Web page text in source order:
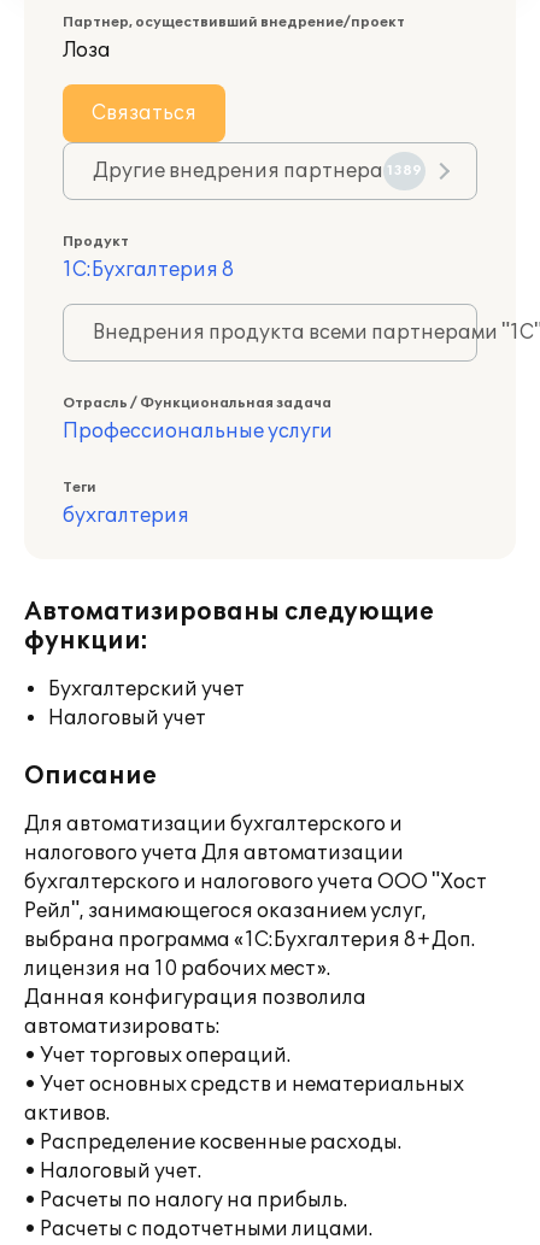
Партнер, осуществивший внедрение/проект
Лоза
Связаться
Другие внедрения партнера 1389
Продукт
1С:Бухгалтерия 8
Внедрения продукта всеми партнерами
Отрасль / Функциональная задача
Профессиональные услуги
Теги
бухгалтерия
Автоматизированы следующие
функции:
Бухгалтерский учет
Налоговый учет
Описание
Для автоматизации бухгалтерского и
налогового учета Для автоматизации
бухгалтерского и налогового учета ООО "Хост
Рейл", занимающегося оказанием услуг,
выбрана программа «1С:Бухгалтерия 8+Доп.
лицензия на 10 рабочих мест».
Данная конфигурация позволила
автоматизировать:
• Учет торговых операций.
• Учет основных средств и нематериальных
активов.
• Распределение косвенные расходы.
• Налоговый учет.
• Расчеты по налогу на прибыль.
• Расчеты с подотчетными лицами.